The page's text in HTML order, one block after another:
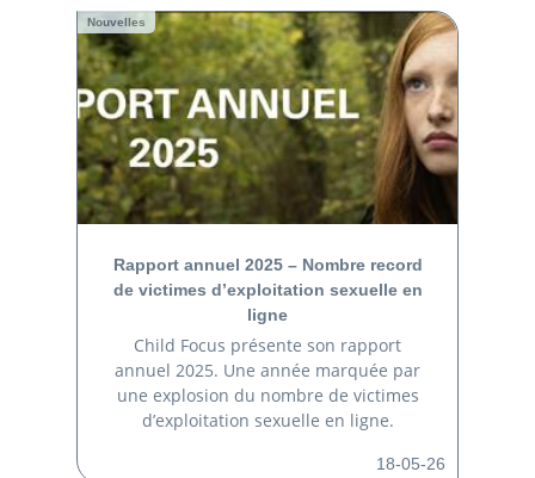
Nouvelles
Rapport annuel 2025 – Nombre record
de victimes d’exploitation sexuelle en
ligne
Child Focus présente son rapport
annuel 2025. Une année marquée par
une explosion du nombre de victimes
d’exploitation sexuelle en ligne.
18-05-26